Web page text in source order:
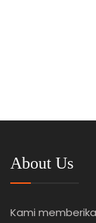
About Us
Kami